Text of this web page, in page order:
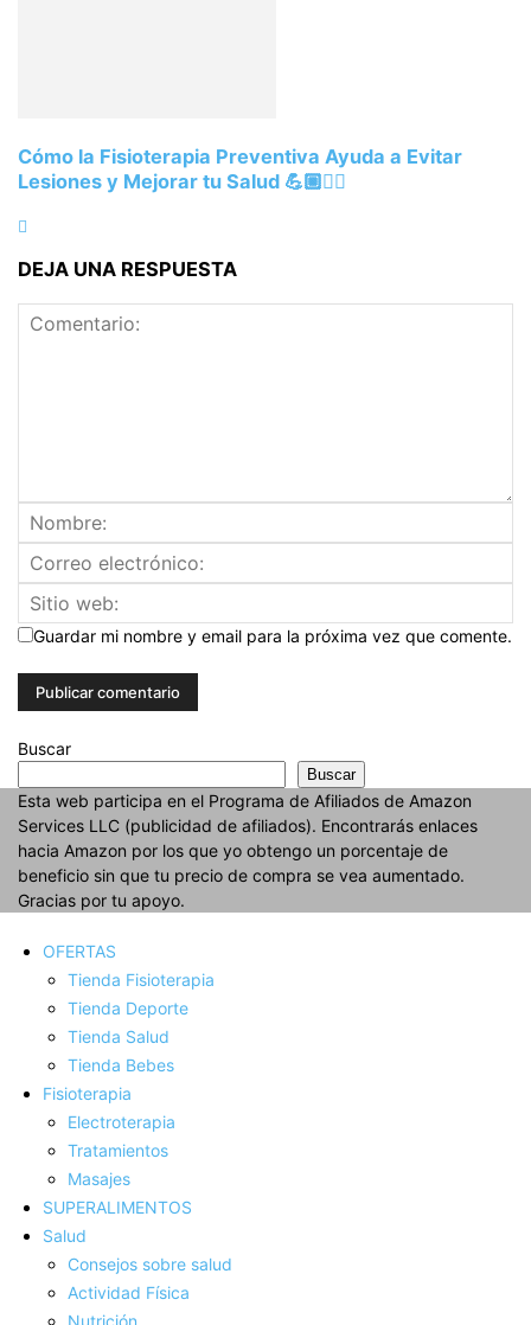
Cómo la Fisioterapia Preventiva Ayuda a Evitar
Lesiones y Mejorar tu Salud 💪🏼🏃‍♀️
DEJA UNA RESPUESTA
Guardar mi nombre y email para la próxima vez que comente.
Buscar
Buscar
Esta web participa en el Programa de Afiliados de Amazon
Services LLC (publicidad de afiliados). Encontrarás enlaces
hacia Amazon por los que yo obtengo un porcentaje de
beneficio sin que tu precio de compra se vea aumentado.
Gracias por tu apoyo.
OFERTAS
Tienda Fisioterapia
Tienda Deporte
Tienda Salud
Tienda Bebes
Fisioterapia
Electroterapia
Tratamientos
Masajes
SUPERALIMENTOS
Salud
Consejos sobre salud
Actividad Fí­sica
Nutrición